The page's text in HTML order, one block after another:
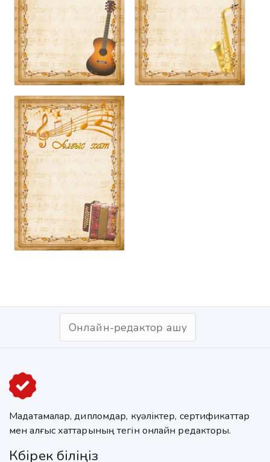
Онлайн-редактор ашу
Мадақтамалар, дипломдар, куәліктер, сертификаттар
мен алғыс хаттарының тегін онлайн редакторы.
Көбірек біліңіз